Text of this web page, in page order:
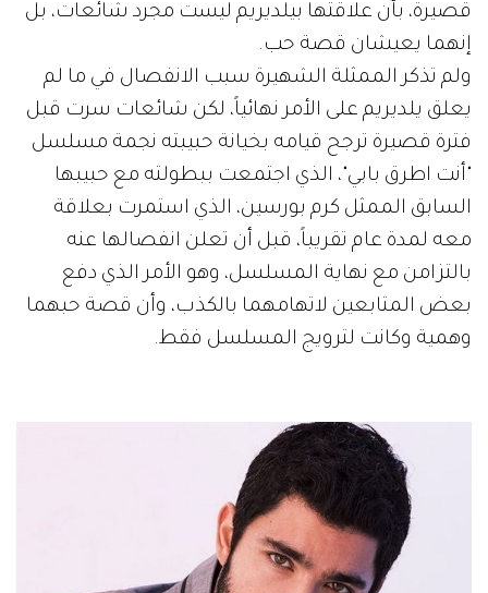
قصيرة، بأن علاقتها بيلديريم ليست مجرد شائعات، بل
إنهما يعيشان قصة حب.
ولم تذكر الممثلة الشهيرة سبب الانفصال في ما لم
يعلق يلديريم على الأمر نهائياً، لكن شائعات سرت قبل
فترة قصيرة ترجح قيامه بخيانة حبيبته نجمة مسلسل
"أنت اطرق بابي"، الذي اجتمعت ببطولته مع حبيبها
السابق الممثل كرم بورسين، الذي استمرت بعلاقة
معه لمدة عام تقريباً، قبل أن تعلن انفصالها عنه
بالتزامن مع نهاية المسلسل، وهو الأمر الذي دفع
بعض المتابعين لاتهامهما بالكذب، وأن قصة حبهما
وهمية وكانت لترويج المسلسل فقط.